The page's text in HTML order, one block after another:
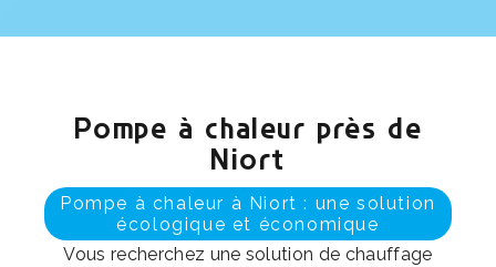
Pompe à chaleur près de
Niort
Pompe à chaleur à Niort : une solution
écologique et économique
Vous recherchez une solution de chauffage